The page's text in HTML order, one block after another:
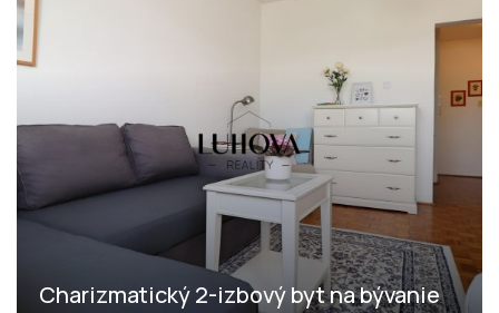
Charizmatický 2-izbový byt na bývanie